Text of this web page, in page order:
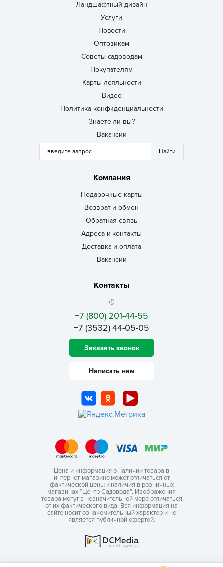
Ландшафтный дизайн
Услуги
Новости
Оптовикам
Советы садоводам
Покупателям
Карты лояльности
Видео
Политика конфиденциальности
Знаете ли вы?
Вакансии
Компания
Подарочные карты
Возврат и обмен
Обратная связь
Адреса и контакты
Доставка и оплата
Вакансии
Контакты
+7 (800) 201-44-55
+7 (3532) 44-05-05
Заказать звонок
Написать нам
Цена и информация о наличии товара в
интернет-магазине может отличаться от
фактической цены и наличия в розничных
магазинах “Центр Садовода”. Изображения
товара могут в незначительной мере отличаться
от их фактического вида. Вся информация на
сайте носит ознакомительный характер и не
является публичной офертой.